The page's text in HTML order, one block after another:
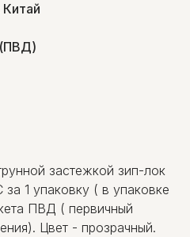
застежкой зип-лок
1 упаковку ( в упаковке
ПВД ( первичный
Цвет - прозрачный.